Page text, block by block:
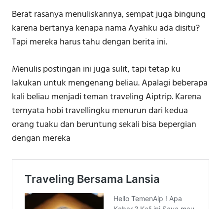
Berat rasanya menuliskannya, sempat juga bingung
karena bertanya kenapa nama Ayahku ada disitu?
Tapi mereka harus tahu dengan berita ini.
Menulis postingan ini juga sulit, tapi tetap ku
lakukan untuk mengenang beliau. Apalagi beberapa
kali beliau menjadi teman traveling Aiptrip. Karena
ternyata hobi travellingku menurun dari kedua
orang tuaku dan beruntung sekali bisa bepergian
dengan mereka